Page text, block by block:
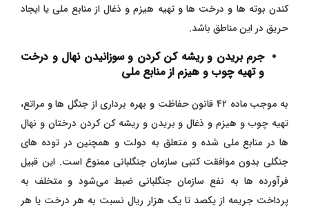
کندن بوته ها و درخت ها و تهیه هیزم و ذغال از منابع ملی یا ایجاد
حریق در این مناطق باشد.
جرم بریدن و ریشه کن کردن و سوزانیدن نهال و درخت
و تهیه چوب و هیزم از منابع ملی
به موجب ماده ۴۲ قانون حفاظت و بهره برداری از جنگل ها و مراتع،
تهیه چوب و هیزم و ذغال و بریدن و ریشه‌ کن کردن درختان و نهال
‌ها در منابع ملی شده و متعلق به دولت و همچنین در توده‌ های
جنگلی ‌بدون موافقت کتبی سازمان جنگلبانی ممنوع است. این قبیل
فرآورده ‌ها به نفع سازمان جنگلبانی ضبط می‌شود و متخلف به
پرداخت جریمه از یکصد تا‌ یک هزار ریال نسبت به هر درخت یا هر